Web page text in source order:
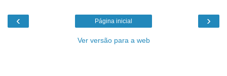
‹ ›
Página inicial
Ver versão para a web